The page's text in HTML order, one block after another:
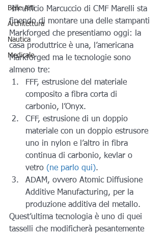
Belle Arti
Architettura
Nautica
Medicale
In ufficio Marcuccio di CMF Marelli sta
finendo di montare una delle stampanti
Markforged che presentiamo oggi: la
casa produttrice è una, l’americana
Markforged ma le tecnologie sono
almeno tre:
FFF, estrusione del materiale
composito a fibra corta di
carbonio, l’Onyx.
CFF, estrusione di un doppio
materiale con un doppio estrusore
uno in nylon e l’altro in fibra
continua di carbonio, kevlar o
vetro (ne parlo qui).
ADAM, ovvero Atomic Diffusione
Additive Manufacturing, per la
produzione additiva del metallo.
Quest’ultima tecnologia è uno di quei
tasselli che modificherà pesantemente